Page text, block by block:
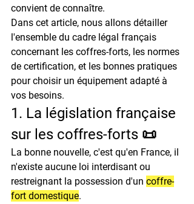
convient de connaître.
Dans cet article, nous allons détailler
l'ensemble du cadre légal français
concernant les coffres-forts, les normes
de certification, et les bonnes pratiques
pour choisir un équipement adapté à
vos besoins.
1. La législation française
sur les coffres-forts 📜
La bonne nouvelle, c'est qu'en France, il
n'existe aucune loi interdisant ou
restreignant la possession d'un coffre-
fort domestique.